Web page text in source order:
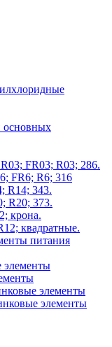
основных
FR03; R03; 286.
FR6; R6; 316
R14; 343.
R20; 373.
крона.
квадратные.
питания
элементы
элементы
элементы